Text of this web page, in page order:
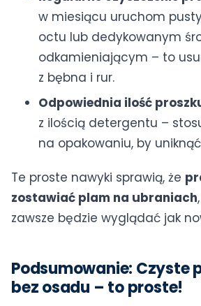
w miesiącu uruchom
octu lub dedykowanym
odkamieniającym – to
z bębna i rur.
Odpowiednia ilość
z ilością detergentu –
na opakowaniu, by
Te proste nawyki sprawią, że
zostawiać plam na ubraniach
zawsze będzie wyglądać jak
Podsumowanie: Czyste
bez osadu – to proste!